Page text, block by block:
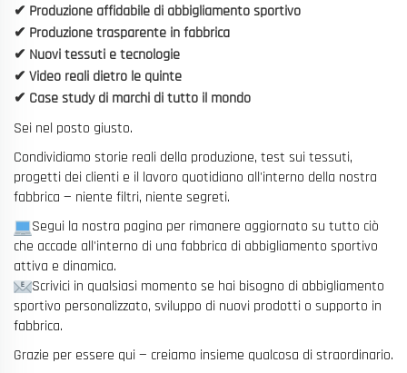
✔ Produzione affidabile di abbigliamento sportivo
✔ Produzione trasparente in fabbrica
✔ Nuovi tessuti e tecnologie
✔ Video reali dietro le quinte
✔ Case study di marchi di tutto il mondo
Sei nel posto giusto.
Condividiamo storie reali della produzione, test sui tessuti,
progetti dei clienti e il lavoro quotidiano all'interno della nostra
fabbrica — niente filtri, niente segreti.
Segui la nostra pagina per rimanere aggiornato su tutto ciò
che accade all'interno di una fabbrica di abbigliamento sportivo
attiva e dinamica.
Scrivici in qualsiasi momento se hai bisogno di abbigliamento
sportivo personalizzato, sviluppo di nuovi prodotti o supporto in
fabbrica.
Grazie per essere qui — creiamo insieme qualcosa di straordinario.